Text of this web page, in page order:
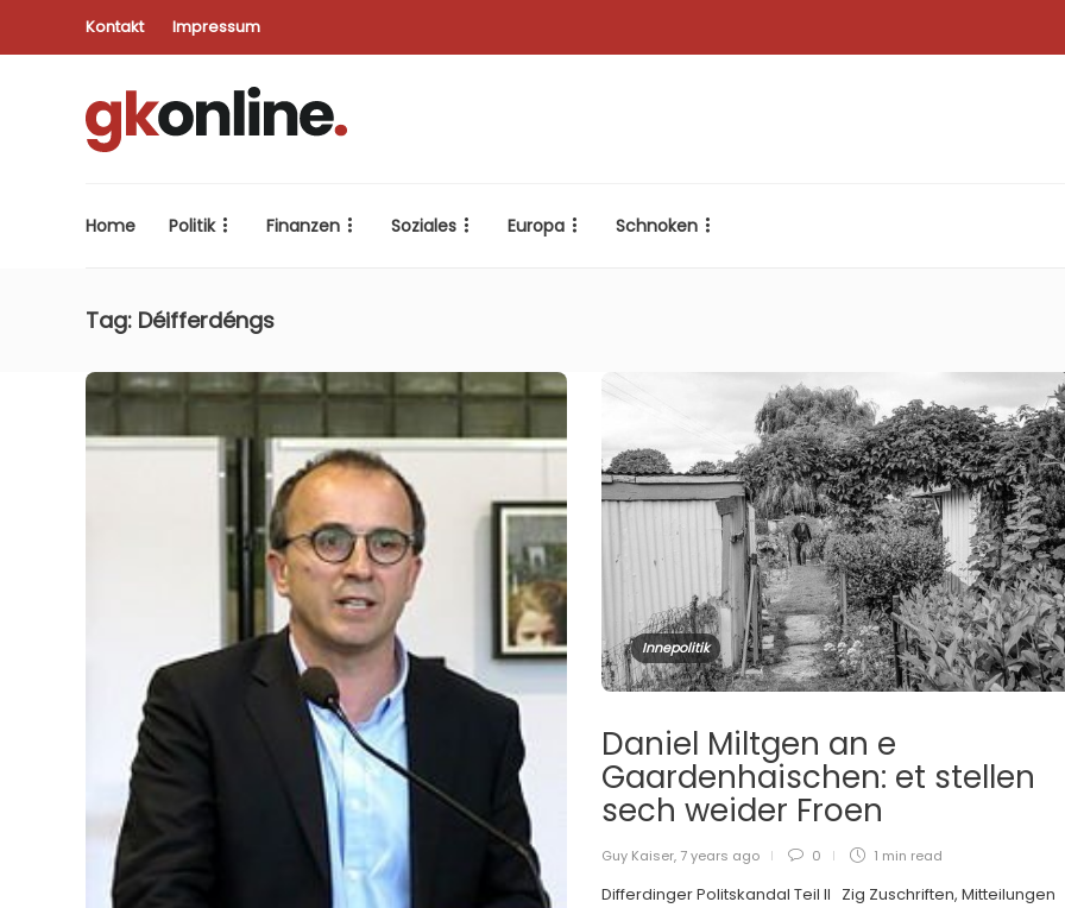
Kontakt Impressum
Home Politik Finanzen Soziales Europa Schnoken
Tag: Déifferdéngs
Innepolitik
Daniel Miltgen an e
Gaardenhaischen: et stellen
sech weider Froen
Guy Kaiser, 7 years ago 0 1 min read
Differdinger Politskandal Teil II Zig Zuschriften, Mitteilungen